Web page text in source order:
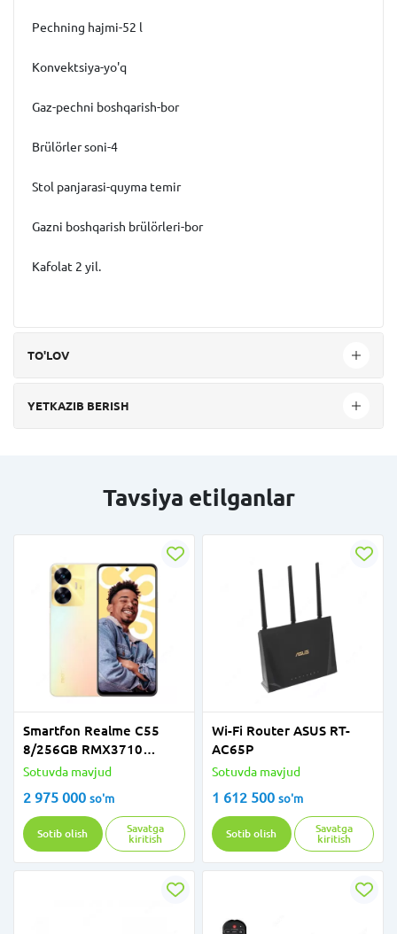
Pechning hajmi-52 l
Konvektsiya-yo'q
Gaz-pechni boshqarish-bor
Brülörler soni-4
Stol panjarasi-quyma temir
Gazni boshqarish brülörleri-bor
Kafolat 2 yil.
TO'LOV
YETKAZIB BERISH
Tavsiya etilganlar
Smartfon Realme C55
8/256GB RMX3710
Sunshower
Sotuvda mavjud
2 975 000 so'm
Sotib olish
Savatga
kiritish
Wi-Fi Router ASUS RT-
AC65P
Sotuvda mavjud
1 612 500 so'm
Sotib olish
Savatga
kiritish